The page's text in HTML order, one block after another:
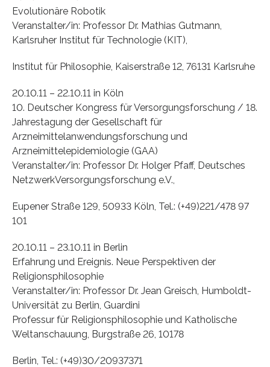
Evolutionäre Robotik
Veranstalter/in: Professor Dr. Mathias Gutmann,
Karlsruher Institut für Technologie (KIT),
Institut für Philosophie, Kaiserstraße 12, 76131 Karlsruhe
20.10.11 – 22.10.11 in Köln
10. Deutscher Kongress für Versorgungsforschung / 18.
Jahrestagung der Gesellschaft für
Arzneimittelanwendungsforschung und
Arzneimittelepidemiologie (GAA)
Veranstalter/in: Professor Dr. Holger Pfaff, Deutsches
NetzwerkVersorgungsforschung e.V.,
Eupener Straße 129, 50933 Köln, Tel.: (+49)221/478 97
101
20.10.11 – 23.10.11 in Berlin
Erfahrung und Ereignis. Neue Perspektiven der
Religionsphilosophie
Veranstalter/in: Professor Dr. Jean Greisch, Humboldt-
Universität zu Berlin, Guardini
Professur für Religionsphilosophie und Katholische
Weltanschauung, Burgstraße 26, 10178
Berlin, Tel.: (+49)30/20937371